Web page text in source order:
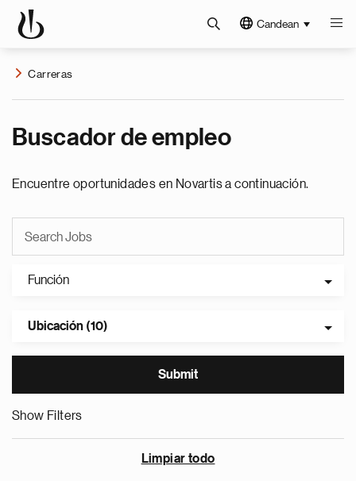
Candean
Carreras
Buscador de empleo
Encuentre oportunidades en Novartis a continuación.
Función
Ubicación (10)
Show Filters
Limpiar todo